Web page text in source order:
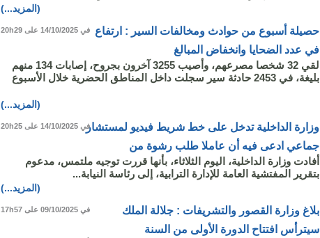
(المزيد...)
حصيلة أسبوع من حوادث ومخالفات السير : ارتفاع
في عدد الضحايا وانخفاض المبالغ
لقي 32 شخصا مصرعهم، وأصيب 3255 آخرون بجروح، إصابات 134 منهم
بليغة، في 2453 حادثة سير سجلت داخل المناطق ‏الحضرية خلال الأسبوع
(المزيد...)
في 14/10/2025 على 20h29
وزارة الداخلية تدخل على خط شريط فيديو لمستشار
جماعي ادعى فيه أن عاملا طلب رشوة من
أفادت وزارة الداخلية، اليوم الثلاثاء، بأنها قررت توجيه ملتمس، مدعوم
بتقرير المفتشية العامة للإدارة الترابية، إلى رئاسة النيابة...
(المزيد...)
في 14/10/2025 على 20h25
بلاغ وزارة القصور والتشريفات : جلالة الملك
سيترأس افتتاح الدورة الأولى من السنة
في 09/10/2025 على 17h57